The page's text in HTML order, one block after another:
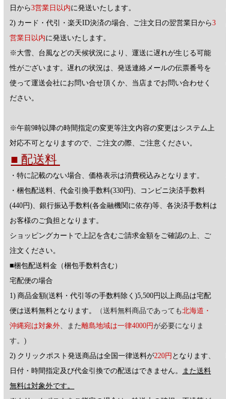
日から3営業日以内に発送いたします。
2) カード・代引・楽天ID決済の場合、ご注文日の翌営業日から3
営業日以内に発送いたします。
※大雪、台風などの天候状況により、運送に遅れが生じる可能
性がございます。遅れの状況は、発送連絡メールの伝票番号を
使って運送会社にお問い合せ頂くか、当店までお問い合わせく
ださい。
※午前9時以降の時間指定の変更等注文内容の変更はシステム上
対応不可となりますので、ご注文の際、ご注意ください。
■ 配送料
・特に記載のない場合、価格表示は消費税込みとなります。
・梱包配送料、代金引換手数料(330円)、コンビニ決済手数料
(440円)、銀行振込手数料(各金融機関に依存)等、各決済手数料は
お客様のご負担となります。
ショッピングカートで上記を含むご請求金額をご確認の上、ご
注文ください。
■梱包配送料金（梱包手数料含む）
宅配便の場合
1) 商品金額(送料・代引等の手数料除く)5,500円以上商品は宅配
便は送料無料となります。
（送料無料商品であっても北海道・
沖縄宛は対象外、また離島地域は一律4000円が必要になりま
す。)
2) クリックポスト発送商品は全国一律送料が220円 となります、
日付・時間指定及び代金引換での配送はできません。
また送料
無料は対象外です。